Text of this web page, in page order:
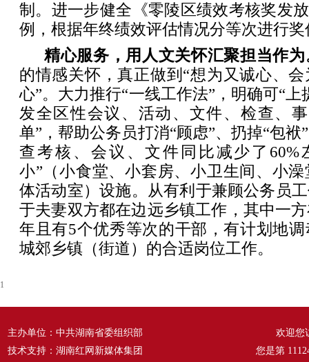
制。进一步健全《零陵区绩效考核奖发
例，根据年终绩效评估情况分等次进行
精心服务，用人文关怀汇聚担当作为
的情感关怀，真正做到“想为又诚心、
心”。大力推行“一线工作法”，明确可“
发全区性会议、活动、文件、检查、
单”，帮助公务员打消“顾虑”、扔掉“包
查考核、会议、文件同比减少了60%
小”（小食堂、小套房、小卫生间、小
体活动室）设施。从有利于兼顾公务员
于夫妻双方都在边远乡镇工作，其中一
年且有5个优秀等次的干部，有计划地
城郊乡镇（街道）的合适岗位工作。
1
主办单位：中共湖南省委组织部
技术支持：湖南红网新媒体集团
欢迎您
您是第